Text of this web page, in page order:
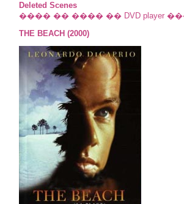
Deleted Scenes
���� �� ���� �� DVD player
THE BEACH (2000)